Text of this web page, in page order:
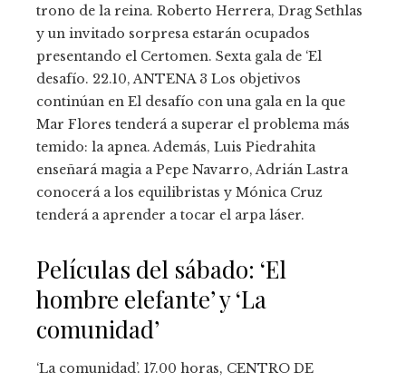
trono de la reina. Roberto Herrera, Drag Sethlas
y un invitado sorpresa estarán ocupados
presentando el Certomen. Sexta gala de ‘El
desafío. 22.10, ANTENA 3 Los objetivos
continúan en El desafío con una gala en la que
Mar Flores tenderá a superar el problema más
temido: la apnea. Además, Luis Piedrahita
enseñará magia a Pepe Navarro, Adrián Lastra
conocerá a los equilibristas y Mónica Cruz
tenderá a aprender a tocar el arpa láser.
Películas del sábado: ‘El
hombre elefante’ y ‘La
comunidad’
‘La comunidad’. 17.00 horas, CENTRO DE